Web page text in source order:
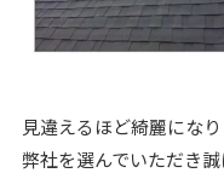
見違えるほど綺麗にな
弊社を選んでいただき